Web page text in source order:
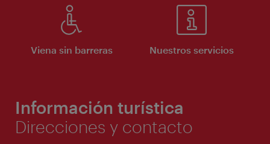
Viena sin barreras Nuestros servicios
Información turística
Direcciones y contacto